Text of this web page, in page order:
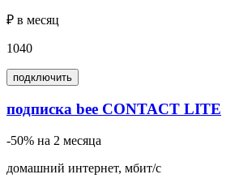
₽ в месяц
1040
подключить
подписка bee CONTACT LITE
-50% на 2 месяца
домашний интернет, мбит/с